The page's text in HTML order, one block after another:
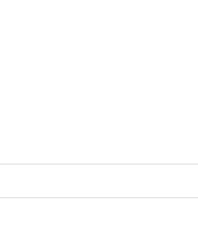
in Mallorca